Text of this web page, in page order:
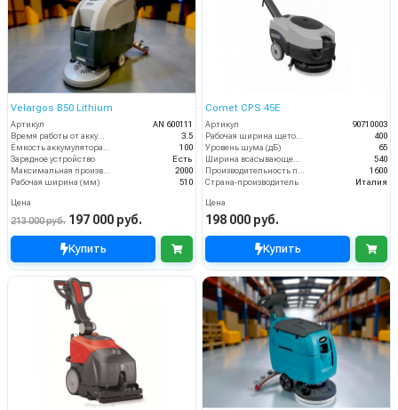
Velargos B50 Lithium
Артикул
AN 600111
Время работы от аккумуляторов (ч)
3.5
100
Зарядное устройство
Есть
2000
Рабочая ширина (мм)
510
Цена
213 000 руб. 197 000 руб.
Купить
Comet CPS 45E
Артикул
90710003
400
Уровень шума (дБ)
65
540
1600
Страна-производитель
Италия
Цена
198 000 руб.
Купить